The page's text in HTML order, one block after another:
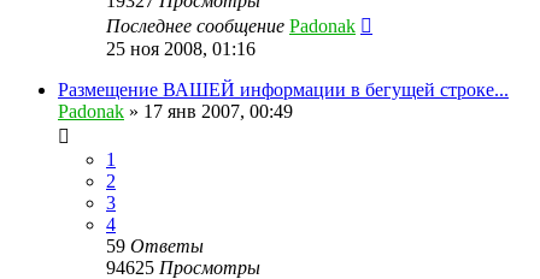
Последнее сообщение Padonak
25 ноя 2008, 01:16
Размещение ВАШЕЙ информации в бегущей строке...
Padonak » 17 янв 2007, 00:49
1
2
3
4
59 Ответы
94625 Просмотры